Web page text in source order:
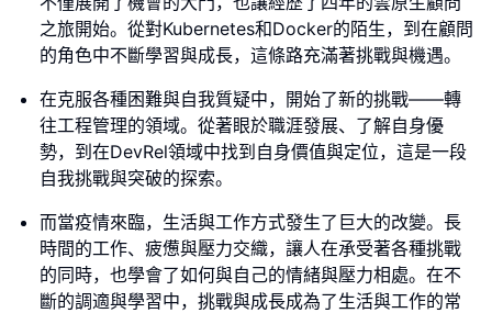
之旅開始。從對Kubernetes和Docker的陌生，到在顧問
的角色中不斷學習與成長，這條路充滿著挑戰與機遇。
在克服各種困難與自我質疑中，開始了新的挑戰——轉
往工程管理的領域。從著眼於職涯發展、了解自身優
勢，到在DevRel領域中找到自身價值與定位，這是一段
自我挑戰與突破的探索。
而當疫情來臨，生活與工作方式發生了巨大的改變。長
時間的工作、疲憊與壓力交織，讓人在承受著各種挑戰
的同時，也學會了如何與自己的情緒與壓力相處。在不
斷的調適與學習中，挑戰與成長成為了生活與工作的常